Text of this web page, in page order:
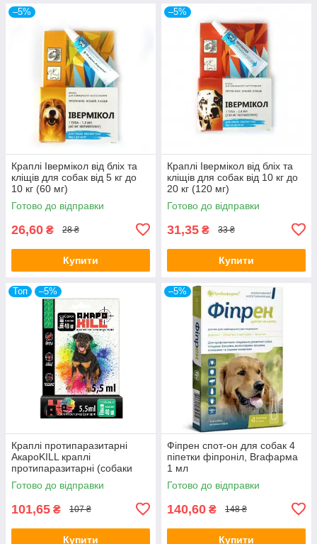
–5%
Краплі Івермікол від бліх та
кліщів для собак від 5 кг до
10 кг (60 мг)
Готово до відправки
26,60 ₴ 28 ₴
Купити
–5%
Краплі Івермікол від бліх та
кліщів для собак від 10 кг до
20 кг (120 мг)
Готово до відправки
31,35 ₴ 33 ₴
Купити
Топ –5%
Краплі протипаразитарні
АкароKILL краплі
протипаразитарні (собаки
більше 40кг) ЗооХелс -
амп.5мл
Готово до відправки
101,65 ₴ 107 ₴
Купити
–5%
Фіпрен спот-он для собак 4
піпетки фіпроніл, Braфарма
1 мл
Готово до відправки
140,60 ₴ 148 ₴
Купити